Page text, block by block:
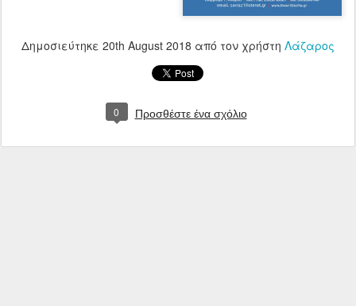
Δημοσιεύτηκε 20th August 2018 από τον χρήστη Λάζαρος
0 Προσθέστε ένα σχόλιο